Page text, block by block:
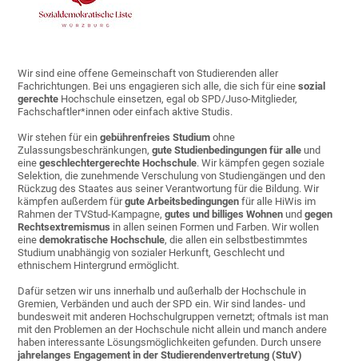
Wir sind eine offene Gemeinschaft von Studierenden aller
Fachrichtungen. Bei uns engagieren sich alle, die sich für einesozial
gerechte Hochschule einsetzen, egal ob SPD/Juso-Mitglieder,
Fachschaftler*innen oder einfach aktive Studis.
Wir stehen für eingebührenfreies Studiumohne
Zulassungsbeschränkungen,gute Studienbedingungen für alle und
einegeschlechtergerechte Hochschule. Wir kämpfen gegen soziale
Selektion, die zunehmende Verschulung von Studiengängen und den
Rückzug des Staates aus seiner Verantwortung für die Bildung. Wir
kämpfen außerdem fürgute Arbeitsbedingungen für alle HiWis im
Rahmen der TVStud-Kampagne,gutes und billiges Wohnen undgegen
Rechtsextremismus in allen seinen Formen und Farben. Wir wollen
einedemokratische Hochschule, die allen ein selbstbestimmtes
Studium unabhängig von sozialer Herkunft, Geschlecht und
ethnischem Hintergrund ermöglicht.
Dafür setzen wir uns innerhalb und außerhalb der Hochschule in
Gremien, Verbänden und auch der SPD ein. Wir sind landes- und
bundesweit mit anderen Hochschulgruppen vernetzt; oftmals ist man
mit den Problemen an der Hochschule nicht allein und manch andere
haben interessante Lösungsmöglichkeiten gefunden. Durch unsere
jahrelanges Engagement in der Studierendenvertretung (StuV)